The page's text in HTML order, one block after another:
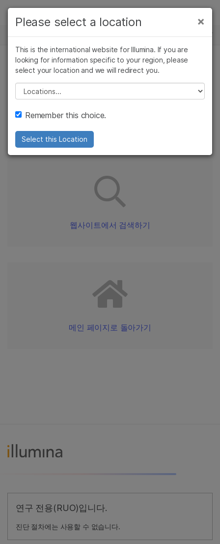
Skip to content
솔루션
학습
회사
지원
추천 링크
CLINICAL WHOLE-GENOME SEQUENCING SERVICES
귀하의 지역에서는 이
콘텐츠가 제공되지 않습니다.
웹사이트에서 검색하기
메인 페이지로 돌아가기
연구 전용(RUO)입니다.
진단 절차에는 사용할 수 없습니다.
×
Please select a location
This is the international website for Illumina. If you are
looking for information specific to your region, please
select your location and we will redirect you.
Please select a location
Remember this choice.
Select this Location
×
암 연구
미생물학 연구
농업유전체학 연구
복합 질환 연구
임상 종양학 연구
생식 보건 연구
연구